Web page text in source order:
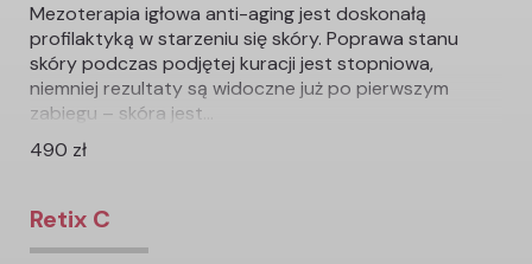
Mezoterapia igłowa anti-aging jest doskonałą
profilaktyką w starzeniu się skóry. Poprawa stanu
skóry podczas podjętej kuracji jest stopniowa,
niemniej rezultaty są widoczne już po pierwszym
zabiegu – skóra jest...
490 zł
Retix C